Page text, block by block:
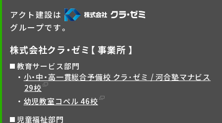
アクト建設は
グループです。
株式会社クラ・ゼミ【 事業所 】
教育サービス部門
小・中・高一貫総合予備校 クラ･ゼミ / 河合塾マナビス
29校
幼児教室コペル 46校
児童福祉部門